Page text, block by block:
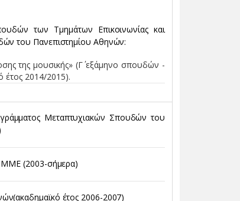
των Τμημάτων Επικοινωνίας και
του Πανεπιστημίου Αθηνών:
της μουσικής» (Γ΄ εξάμηνο σπουδών -
έτος 2014/2015).
Μεταπτυχιακών Σπουδών του
ΜΜΕ (2003-σήμερα)
έτος 2006-2007)